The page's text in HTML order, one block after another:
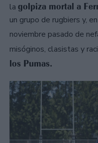
la golpiza mortal a
un grupo de rugbiers y,
noviembre pasado de
misóginos, clasistas y
los Pumas.